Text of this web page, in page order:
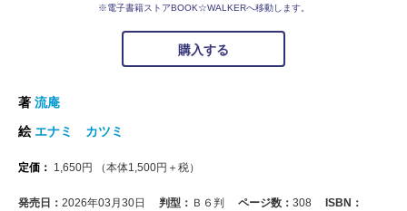
※電子書籍ストアBOOK☆WALKERへ移動します。
購入する
著 流庵
絵 エナミ カツミ
定価： 1,650円 （本体1,500円＋税）
発売日： 2026年03月30日 判型： Ｂ６判 ページ数： 308
ISBN：